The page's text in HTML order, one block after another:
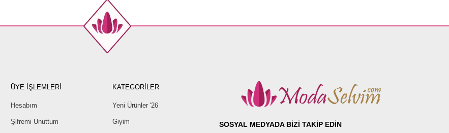
ÜYE İŞLEMLERİ
Hesabım
Şifremi Unuttum
KATEGORİLER
Yeni Ürünler '26
Giyim SOSYAL MEDYADA BİZİ TAKİP EDİN